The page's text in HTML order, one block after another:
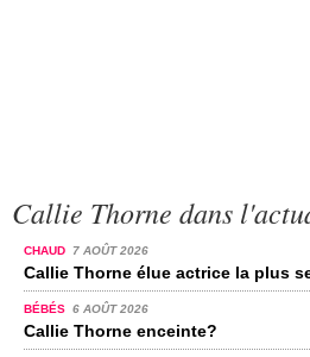
Callie Thorne dans
CHAUD 7 AOÛT 2026
Callie Thorne élue actrice la plus
BÉBÉS 6 AOÛT 2026
Callie Thorne enceinte?